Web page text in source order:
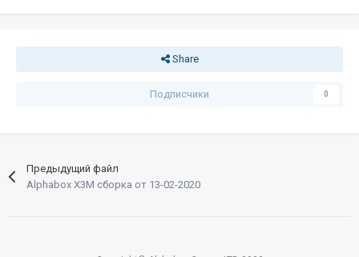
Share
Подписчики 0
Предыдущий файл
Alphabox X3M сборка от 13-02-2020